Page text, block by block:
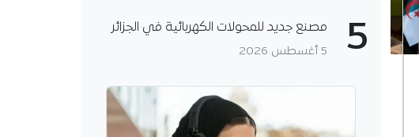
الصلب وتواصل استيراد القمح
الجزائر تشتري نحو 720 ألف طن
5 مصنع جديد للمحولات الكهربائية في الجزائر
5 أغسطس 2026